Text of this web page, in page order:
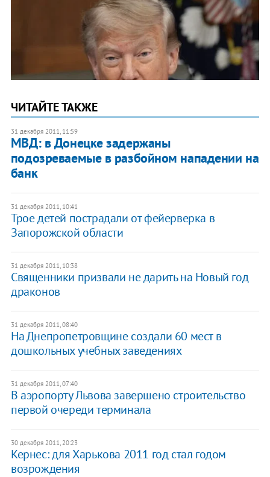
ЧИТАЙТЕ ТАКЖЕ
31 декабря 2011, 11:59
МВД: в Донецке задержаны
подозреваемые в разбойном нападении на
банк
31 декабря 2011, 10:41
​Трое детей пострадали от фейерверка в
Запорожской области
31 декабря 2011, 10:38
​Священники призвали не дарить на Новый год
драконов
31 декабря 2011, 08:40
На Днепропетровщине создали 60 мест в
дошкольных учебных заведениях
31 декабря 2011, 07:40
​В аэропорту Львова завершено строительство
первой очереди терминала
30 декабря 2011, 20:23
Кернес: для Харькова 2011 год стал годом
возрождения